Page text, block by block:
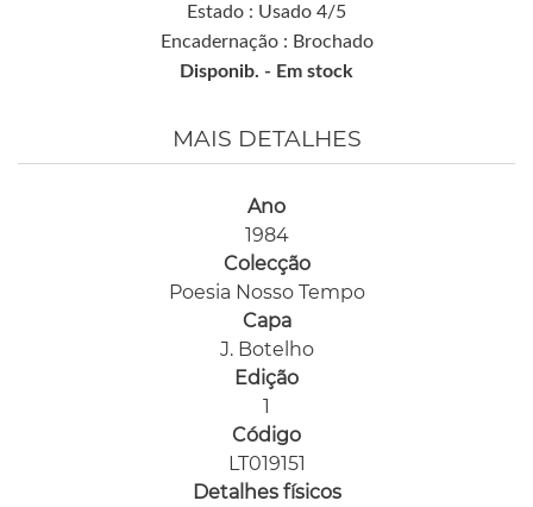
Estado : Usado 4/5
Encadernação : Brochado
Disponib. - Em stock
MAIS DETALHES
Ano
1984
Colecção
Poesia Nosso Tempo
Capa
J. Botelho
Edição
1
Código
LT019151
Detalhes físicos